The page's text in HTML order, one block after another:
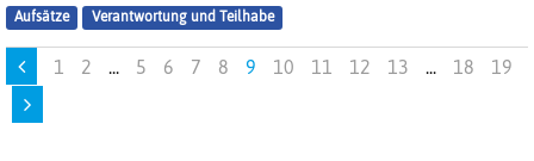
Aufsätze Verantwortung und Teilhabe
1 2 ... 5 6 7 8 9 10 11 12 13 ... 18 19